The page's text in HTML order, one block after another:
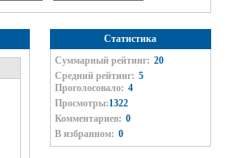
Статистика
Суммарный рейтинг: 20
Средний рейтинг: 5
Проголосовало: 4
Просмотры:1322
Комментариев: 0
В избранном: 0